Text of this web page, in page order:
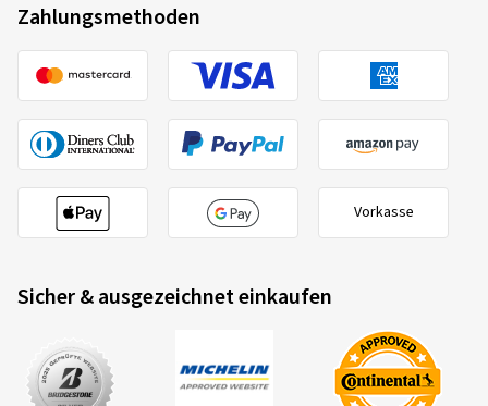
Zahlungsmethoden
Vorkasse
Sicher & ausgezeichnet einkaufen